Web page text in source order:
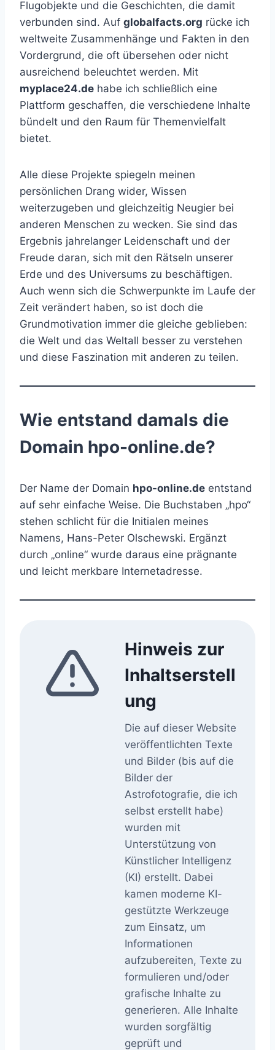
Flugobjekte und die Geschichten, die damit
verbunden sind. Auf globalfacts.org rücke ich
weltweite Zusammenhänge und Fakten in den
Vordergrund, die oft übersehen oder nicht
ausreichend beleuchtet werden. Mit
myplace24.de habe ich schließlich eine
Plattform geschaffen, die verschiedene Inhalte
bündelt und den Raum für Themenvielfalt
bietet.
Alle diese Projekte spiegeln meinen
persönlichen Drang wider, Wissen
weiterzugeben und gleichzeitig Neugier bei
anderen Menschen zu wecken. Sie sind das
Ergebnis jahrelanger Leidenschaft und der
Freude daran, sich mit den Rätseln unserer
Erde und des Universums zu beschäftigen.
Auch wenn sich die Schwerpunkte im Laufe der
Zeit verändert haben, so ist doch die
Grundmotivation immer die gleiche geblieben:
die Welt und das Weltall besser zu verstehen
und diese Faszination mit anderen zu teilen.
Wie entstand damals die
Domain hpo-online.de?
Der Name der Domain hpo-online.de entstand
auf sehr einfache Weise. Die Buchstaben „hpo“
stehen schlicht für die Initialen meines
Namens, Hans-Peter Olschewski. Ergänzt
durch „online“ wurde daraus eine prägnante
und leicht merkbare Internetadresse.
Hinweis zur
Inhaltserstell
ung
Die auf dieser Website
veröffentlichten Texte
und Bilder (bis auf die
Bilder der
Astrofotografie, die ich
selbst erstellt habe)
wurden mit
Unterstützung von
Künstlicher Intelligenz
(KI) erstellt. Dabei
kamen moderne KI-
gestützte Werkzeuge
zum Einsatz, um
Informationen
aufzubereiten, Texte zu
formulieren und/oder
grafische Inhalte zu
generieren. Alle Inhalte
wurden sorgfältig
geprüft und